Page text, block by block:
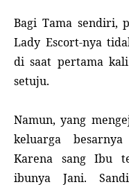
Bagi Tama sendiri,
Lady Escort-nya
di saat pertama
setuju.
Namun, yang
keluarga
Karena sang Ibu
ibunya Jani.